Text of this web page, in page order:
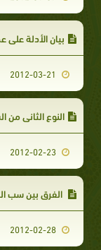
بيان الأدلة على
النوع الثاني من
الفرق بين سب